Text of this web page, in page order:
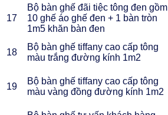
17
Bộ bàn ghế đãi tiệc tông đen gồm
10 ghế áo ghế đen + 1 bàn tròn
1m5 khăn bàn đen
18
Bộ bàn ghế tiffany cao cấp tông
màu trắng đường kính 1m2
19
Bộ bàn ghế tiffany cao cấp tông
màu vàng đồng đường kính 1m2